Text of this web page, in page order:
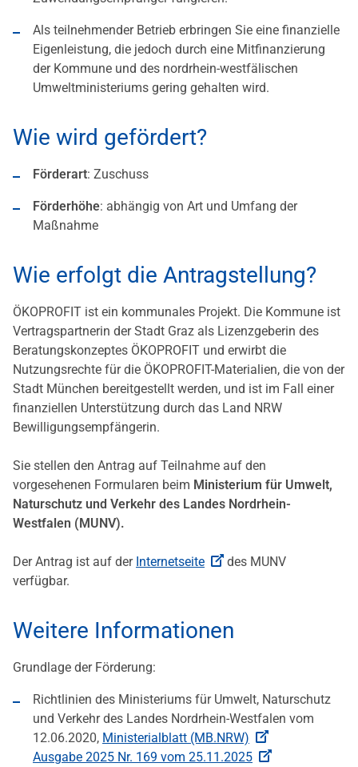
Als teilnehmender Betrieb erbringen Sie eine finanzielle
Eigenleistung, die jedoch durch eine Mitfinanzierung
der Kommune und des nordrhein-westfälischen
Umweltministeriums gering gehalten wird.
Wie wird gefördert?
Förderart: Zuschuss
Förderhöhe: abhängig von Art und Umfang der
Maßnahme
Wie erfolgt die Antragstellung?
ÖKOPROFIT ist ein kommunales Projekt. Die Kommune ist
Vertragspartnerin der Stadt Graz als Lizenzgeberin des
Beratungskonzeptes ÖKOPROFIT und erwirbt die
Nutzungsrechte für die ÖKOPROFIT-Materialien, die von der
Stadt München bereitgestellt werden, und ist im Fall einer
finanziellen Unterstützung durch das Land NRW
Bewilligungsempfängerin.
Sie stellen den Antrag auf Teilnahme auf den
vorgesehenen Formularen beim Ministerium für Umwelt,
Naturschutz und Verkehr des Landes Nordrhein-
Westfalen (MUNV).
Der Antrag ist auf der Internetseite
des MUNV
verfügbar.
Weitere Informationen
Grundlage der Förderung:
Richtlinien des Ministeriums für Umwelt, Naturschutz
und Verkehr des Landes Nordrhein-Westfalen vom
12.06.2020, Ministerialblatt (MB.NRW)
Ausgabe 2025 Nr. 169 vom 25.11.2025